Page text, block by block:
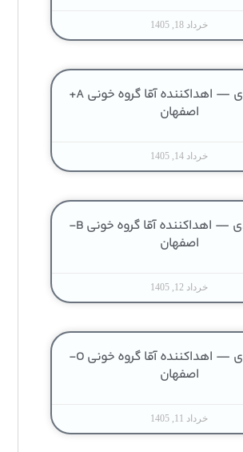
خرداد 18, 1405
آگهی عادی — اهداکننده آقا گروه خونی A+
اصفهان
خرداد 14, 1405
آگهی عادی — اهداکننده آقا گروه خونی B-
اصفهان
خرداد 12, 1405
آگهی عادی — اهداکننده آقا گروه خونی O-
اصفهان
خرداد 11, 1405